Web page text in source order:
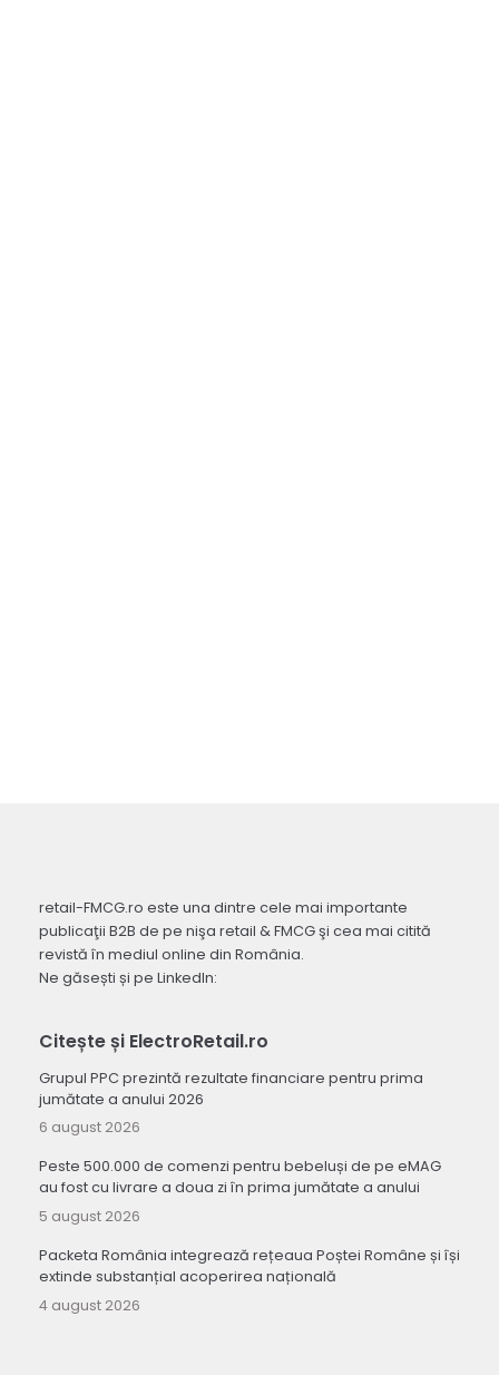
retail-FMCG.ro este una dintre cele mai importante
publicaţii B2B de pe nişa retail & FMCG şi cea mai citită
revistă în mediul online din România.
Ne găsești și pe LinkedIn:
Citește și ElectroRetail.ro
Grupul PPC prezintă rezultate financiare pentru prima
jumătate a anului 2026
6 august 2026
Peste 500.000 de comenzi pentru bebeluși de pe eMAG
au fost cu livrare a doua zi în prima jumătate a anului
5 august 2026
Packeta România integrează rețeaua Poștei Române și își
extinde substanțial acoperirea națională
4 august 2026